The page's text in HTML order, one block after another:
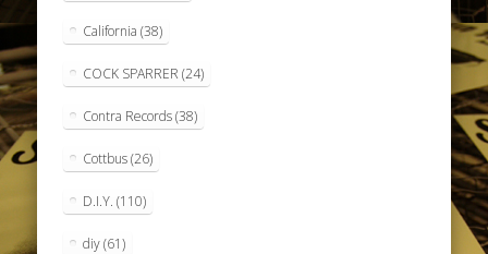
California (38)
COCK SPARRER (24)
Contra Records(38)
Cottbus(26)
D.I.Y. (110)
diy(61)